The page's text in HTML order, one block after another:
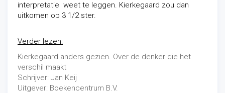
interpretatie weet te leggen. Kierkegaard zou dan
uitkomen op 3 1/2 ster.
Verder lezen:
Kierkegaard anders gezien. Over de denker die het
verschil maakt
Schrijver: Jan Keij
Uitgever: Boekencentrum B.V.